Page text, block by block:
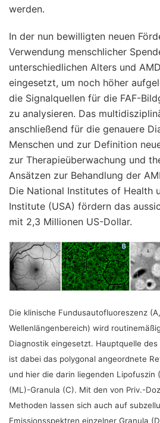
werden.
In der nun bewilligten neuen
Verwendung menschlicher
unterschiedlichen Alters und
eingesetzt, um noch höher
die Signalquellen für die FAF-
zu analysieren. Das
anschließend für die genauere
Menschen und zur Definition
zur Therapieüberwachung und
Ansätzen zur Behandlung der
Die National Institutes of Health
Institute (USA) fördern das
mit 2,3 Millionen US-Dollar.
Die klinische Fundusautofluoreszenz
Wellenlängenbereich) wird
Diagnostik eingesetzt. Hauptquelle
ist dabei das polygonal angeordnete
und hier die darin liegenden Lipofuszin
(ML)-Granula (C). Mit den von Priv.-
Methoden lassen sich auch auf
Emissionsspektren einzelner Granula